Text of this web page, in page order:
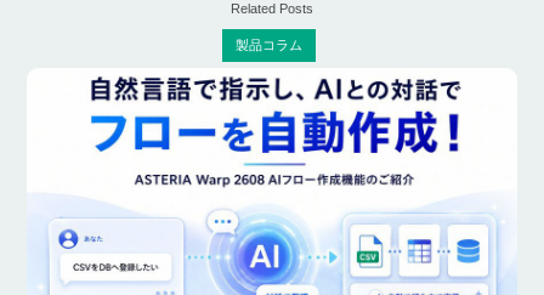
Related Posts
製品コラム